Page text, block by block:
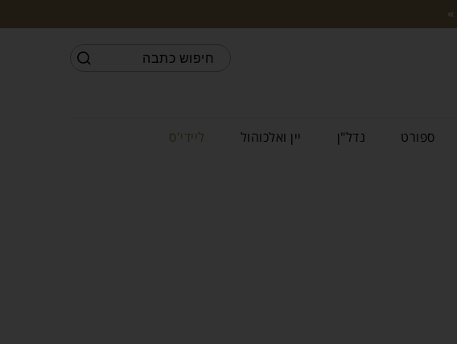
»
ספורט נדל"ן יין ואלכוהול ליידי'ס